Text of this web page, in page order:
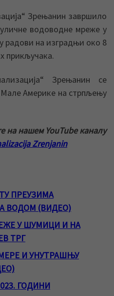
Зрењанин завршило
водоводне мреже у
радови на изградњи око 8
прикључака.
Зрењанин се
Америке на стрпљењу
на нашем YouTube каналу
Zrenjanin
ПРЕУЗИМА
ВОДОМ (ВИДЕО)
У ШУМИЦИ И НА
ТРГ
И УНУТРАШЊУ
ГОДИНИ